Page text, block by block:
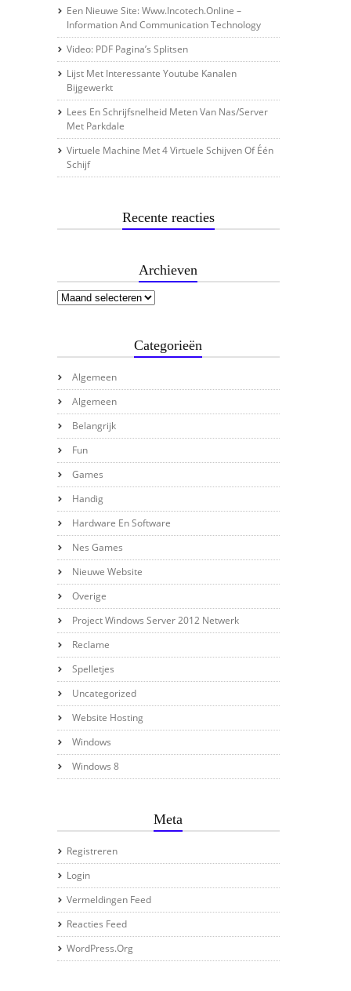
Een Nieuwe Site: Www.incotech.online –
Information And Communication Technology
Video: PDF Pagina’s Splitsen
Lijst Met Interessante Youtube Kanalen
Bijgewerkt
Lees En Schrijfsnelheid Meten Van Nas/server
Met Parkdale
Virtuele Machine Met 4 Virtuele Schijven Of Één
Schijf
Recente reacties
Archieven
Categorieën
Algemeen
Algemeen
Belangrijk
Fun
Games
Handig
Hardware En Software
Nes Games
Nieuwe Website
Overige
Project Windows Server 2012 Netwerk
Reclame
Spelletjes
Uncategorized
Website Hosting
Windows
Windows 8
Meta
Registreren
Login
Vermeldingen Feed
Reacties Feed
WordPress.org